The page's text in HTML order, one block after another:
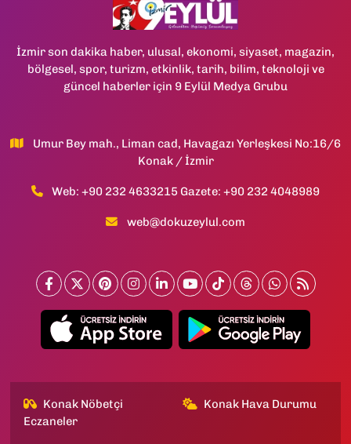
İzmir son dakika haber, ulusal, ekonomi, siyaset, magazin,
bölgesel, spor, turizm, etkinlik, tarih, bilim, teknoloji ve
güncel haberler için 9 Eylül Medya Grubu
Umur Bey mah., Liman cad, Havagazı Yerleşkesi No:16/6
Konak / İzmir
Web: +90 232 4633215 Gazete: +90 232 4048989
web@dokuzeylul.com
Konak Nöbetçi
Eczaneler
Konak Hava Durumu